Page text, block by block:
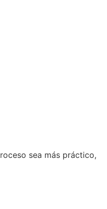
sea más práctico,